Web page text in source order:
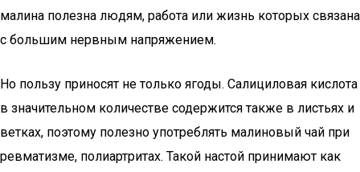
малина полезна людям, работа или жизнь которых связана
с большим нервным напряжением.
Но пользу приносят не только ягоды. Салициловая кислота
в значительном количестве содержится также в листьях и
ветках, поэтому полезно употреблять малиновый чай при
ревматизме, полиартритах. Такой настой принимают как